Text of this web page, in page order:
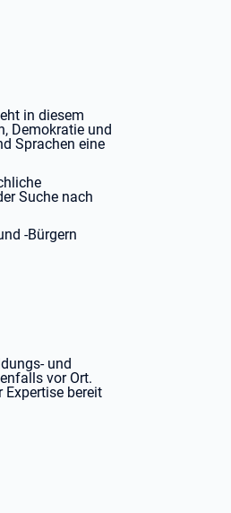
in diesem
Demokratie und
Sprachen eine
Suche nach
-Bürgern
und
vor Ort.
Expertise bereit